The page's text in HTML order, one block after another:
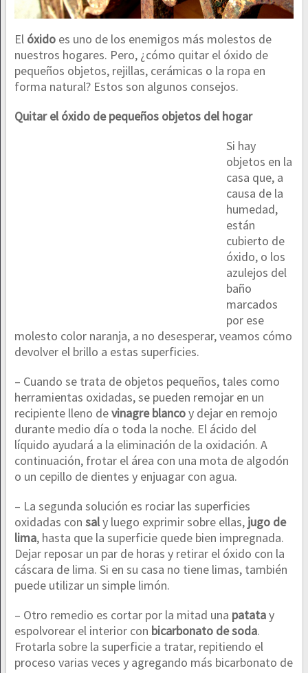
El óxido es uno de los enemigos más molestos de
nuestros hogares. Pero, ¿cómo quitar el óxido de
pequeños objetos, rejillas, cerámicas o la ropa en
forma natural? Estos son algunos consejos.
Quitar el óxido de pequeños objetos del hogar
Si hay
objetos en la
casa que, a
causa de la
humedad,
están
cubierto de
óxido, o los
azulejos del
baño
marcados
por ese
molesto color naranja, a no desesperar, veamos cómo
devolver el brillo a estas superficies.
– Cuando se trata de objetos pequeños, tales como
herramientas oxidadas, se pueden remojar en un
recipiente lleno devinagre blancoy dejar en remojo
durante medio día o toda la noche. El ácido del
líquido ayudará a la eliminación de la oxidación. A
continuación, frotar el área con una mota de algodón
o un cepillo de dientes y enjuagar con agua.
– La segunda solución es rociar las superficies
oxidadas con saly luego exprimir sobre ellas, jugo de
lima, hasta que la superficie quede bien impregnada.
Dejar reposar un par de horas y retirar el óxido con la
cáscara de lima. Si en su casa no tiene limas, también
puede utilizar un simple limón.
– Otro remedio es cortar por la mitad una patatay
espolvorear el interior con bicarbonato de soda.
Frotarla sobre la superficie a tratar, repitiendo el
proceso varias veces y agregando más bicarbonato de